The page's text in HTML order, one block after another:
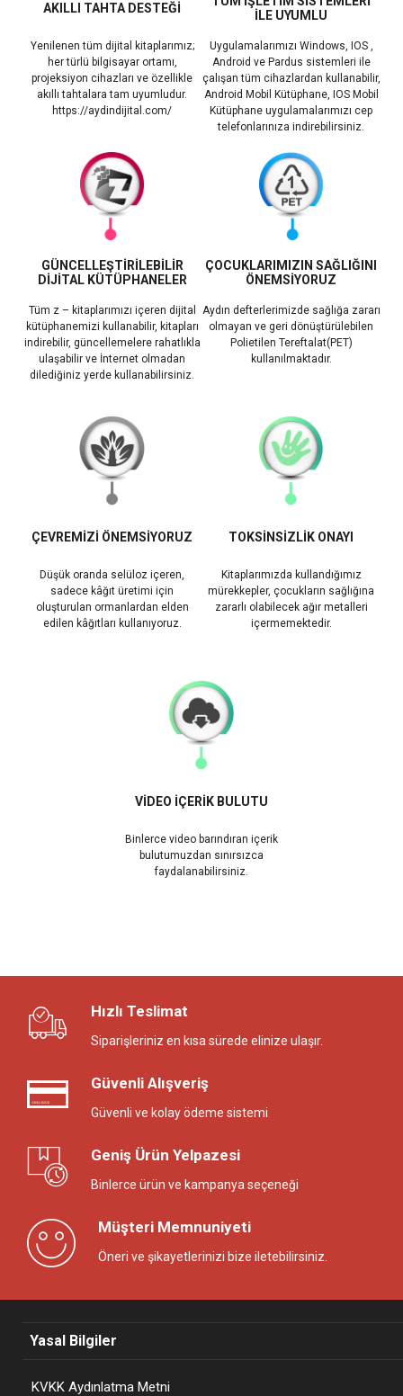
AKILLI TAHTA DESTEĞİ
Yenilenen tüm dijital kitaplarımız;
her türlü bilgisayar ortamı,
projeksiyon cihazları ve özellikle
akıllı tahtalara tam uyumludur.
https://aydindijital.com/
İLE UYUMLU
Uygulamalarımızı Windows, IOS ,
Android ve Pardus sistemleri ile
çalışan tüm cihazlardan kullanabilir,
Android Mobil Kütüphane, IOS Mobil
Kütüphane uygulamalarımızı cep
telefonlarınıza indirebilirsiniz.
GÜNCELLEŞTİRİLEBİLİR
DİJİTAL KÜTÜPHANELER
Tüm z – kitaplarımızı içeren dijital
kütüphanemizi kullanabilir, kitapları
indirebilir, güncellemelere rahatlıkla
ulaşabilir ve İnternet olmadan
dilediğiniz yerde kullanabilirsiniz.
ÇOCUKLARIMIZIN SAĞLIĞINI
ÖNEMSİYORUZ
Aydın defterlerimizde sağlığa zararı
olmayan ve geri dönüştürülebilen
Polietilen Tereftalat(PET)
kullanılmaktadır.
ÇEVREMİZİ ÖNEMSİYORUZ
Düşük oranda selüloz içeren,
sadece kâğıt üretimi için
oluşturulan ormanlardan elden
edilen kâğıtları kullanıyoruz.
TOKSİNSİZLİK ONAYI
Kitaplarımızda kullandığımız
mürekkepler, çocukların sağlığına
zararlı olabilecek ağır metalleri
içermemektedir.
VİDEO İÇERİK BULUTU
Binlerce video barındıran içerik
bulutumuzdan sınırsızca
faydalanabilirsiniz.
Hızlı Teslimat
Siparişleriniz en kısa sürede elinize ulaşır.
Güvenli Alışveriş
Güvenli ve kolay ödeme sistemi
Geniş Ürün Yelpazesi
Binlerce ürün ve kampanya seçeneği
Müşteri Memnuniyeti
Öneri ve şikayetlerinizi bize iletebilirsiniz.
Yasal Bilgiler
KVKK Aydınlatma Metni